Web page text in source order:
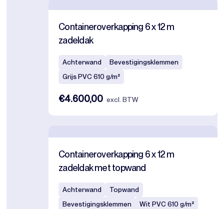
Containeroverkapping 6 x 12 m
zadeldak
Achterwand
Bevestigingsklemmen
Grijs PVC 610 g/m²
€4.600,00 excl. BTW
Containeroverkapping 6 x 12 m
zadeldak met topwand
Achterwand
Topwand
Bevestigingsklemmen
Wit PVC 610 g/m²